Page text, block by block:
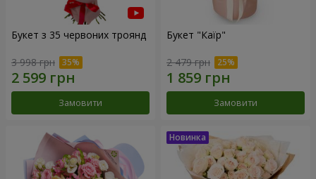
Букет з 35 червоних троянд
3 998 грн
Замовити
Букет "Каїр"
2 479 грн
Замовити